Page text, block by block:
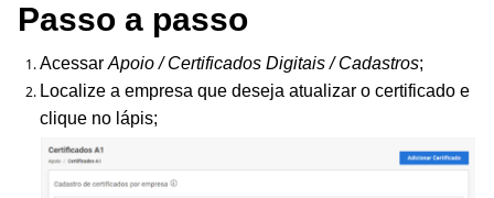
Passo a passo
Acessar Apoio / Certificados Digitais / Cadastros;
Localize a empresa que deseja atualizar o certificado e
clique no lápis;